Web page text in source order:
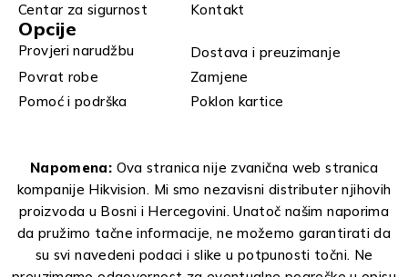
Centar za sigurnost
Kontakt
Opcije
Provjeri narudžbu
Dostava i preuzimanje
Povrat robe
Zamjene
Pomoć i podrška
Poklon kartice
Napomena: Ova stranica nije zvanična web stranica
kompanije Hikvision. Mi smo nezavisni distributer njihovih
proizvoda u Bosni i Hercegovini. Unatoč našim naporima
da pružimo tačne informacije, ne možemo garantirati da
su svi navedeni podaci i slike u potpunosti točni. Ne